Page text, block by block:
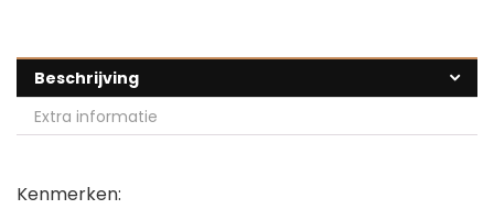
Beschrijving
Extra informatie
Kenmerken: